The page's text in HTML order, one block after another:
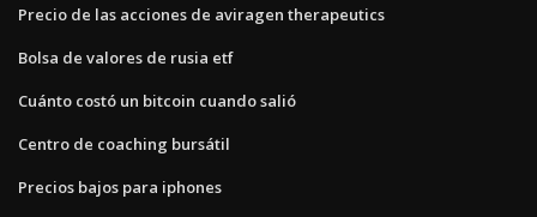
Precio de las acciones de aviragen therapeutics
Bolsa de valores de rusia etf
Cuánto costó un bitcoin cuando salió
Centro de coaching bursátil
Precios bajos para iphones